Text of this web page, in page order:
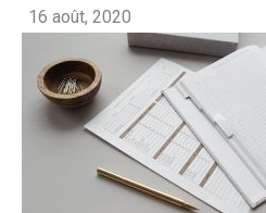
16 août, 2020